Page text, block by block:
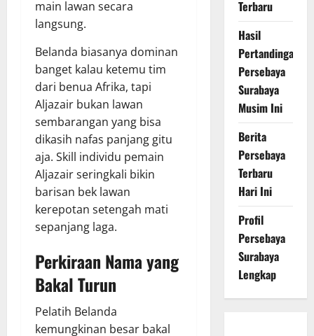
main lawan secara
langsung.
Belanda biasanya dominan
banget kalau ketemu tim
dari benua Afrika, tapi
Aljazair bukan lawan
sembarangan yang bisa
dikasih nafas panjang gitu
aja. Skill individu pemain
Aljazair seringkali bikin
barisan bek lawan
kerepotan setengah mati
sepanjang laga.
Perkiraan Nama yang
Bakal Turun
Pelatih Belanda
kemungkinan besar bakal
Terbaru
Hasil
Pertandingan
Persebaya
Surabaya
Musim Ini
Berita
Persebaya
Terbaru
Hari Ini
Profil
Persebaya
Surabaya
Lengkap